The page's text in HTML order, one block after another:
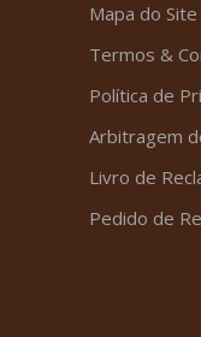
Mapa do Site
Termos &
Política de
Arbitragem
Livro de
Pedido de